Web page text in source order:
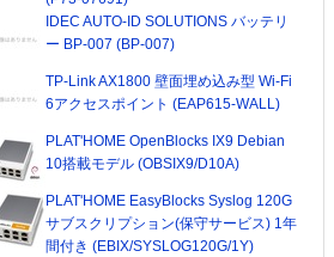
IDEC AUTO-ID SOLUTIONS バッテリ
ー BP-007 (BP-007)
TP-Link AX1800 壁面埋め込み型 Wi-Fi
6アクセスポイント (EAP615-WALL)
PLAT'HOME OpenBlocks IX9 Debian
10搭載モデル (OBSIX9/D10A)
PLAT'HOME EasyBlocks Syslog 120G
サブスクリプション(保守サービス) 1年
間付き (EBIX/SYSLOG120G/1Y)